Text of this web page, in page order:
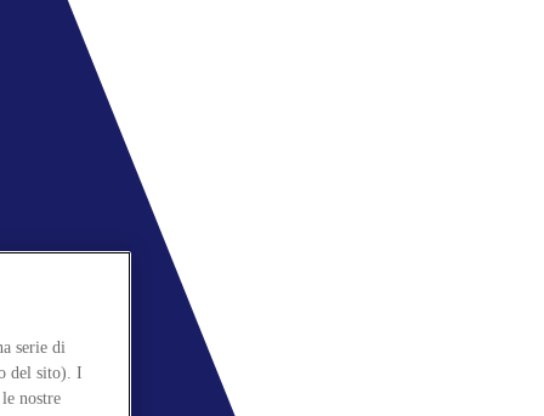
serie di
del sito). I
nostre